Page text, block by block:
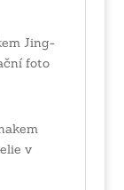
Jing-
foto
v